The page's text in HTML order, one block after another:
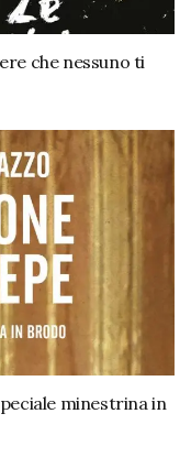
che nessuno ti
minestrina in